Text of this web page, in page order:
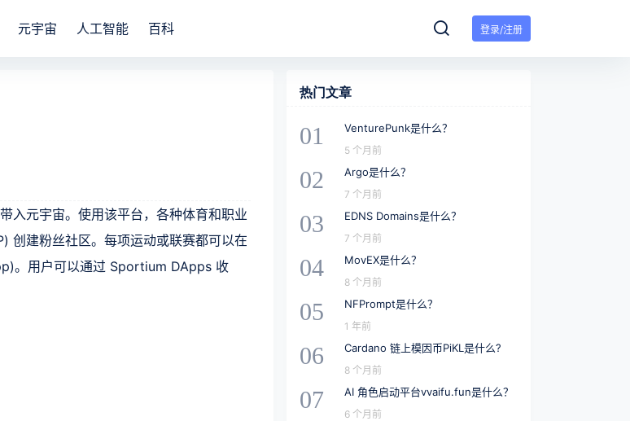
登录/注册
元宇宙 人工智能 百科
入元宇宙。使用该平台，各种体育和职业
创建粉丝社区。每项运动或联赛都可以在
。用户可以通过 Sportium DApps 收
热门文章
01 VenturePunk是什么？
5 个月前
02 Argo是什么？
7 个月前
03 EDNS Domains是什么？
7 个月前
04 MovEX是什么？
8 个月前
05 NFPrompt是什么？
1 年前
06 Cardano 链上模因币PiKL是什么?
8 个月前
07 AI 角色启动平台vvaifu.fun是什么？
6 个月前